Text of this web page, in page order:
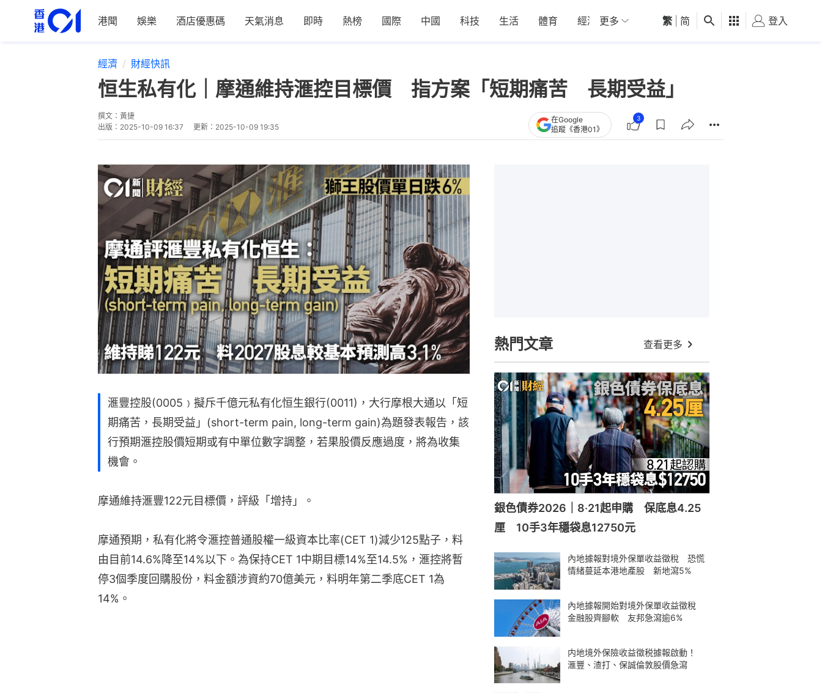
港聞 娛樂 酒店優惠碼 天氣消息 即時 熱榜 國際 中國 科技 生活 體育 經濟 01深圳 觀點 健康 好食玩飛
更多 繁 简 登入
經濟 財經快訊
恒生私有化｜摩通維持滙控目標價 指方案「短期痛苦 長期受益」
撰文： 黃捷
出版： 2025-10-09 16:37 更新： 2025-10-09 19:35
在Google
追蹤《香港01》
3
滙豐控股(0005﹚擬斥千億元私有化恒生銀行(0011)，大行摩根大通以「短
期痛苦，長期受益」(short-term pain, long-term gain)為題發表報告，該
行預期滙控股價短期或有中單位數字調整，若果股價反應過度，將為收集
機會。
摩通維持滙豐122元目標價，評級「增持」。
摩通預期，私有化將令滙控普通股權一級資本比率(CET 1)減少125點子，料
由目前14.6%降至14%以下。為保持CET 1中期目標14%至14.5%，滙控將暫
停3個季度回購股份，料金額涉資約70億美元，料明年第二季底CET 1為
14%。
熱門文章 查看更多
銀色債券2026｜8‧21起申購 保底息4.25
厘 10手3年穩袋息12750元
內地據報對境外保單收益徵稅 恐慌
情緒蔓延本港地產股 新地瀉5%
內地據報開始對境外保單收益徵稅
金融股齊腳軟 友邦急瀉逾6%
内地境外保險收益徵税據報啟動！
滙豐、渣打、保誠倫敦股價急瀉